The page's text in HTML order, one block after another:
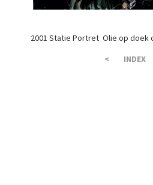
2001 Statie Portret Olie op doek
<
INDEX